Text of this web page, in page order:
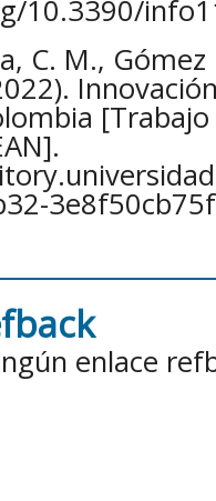
10.3390/
C. M.,
enlace